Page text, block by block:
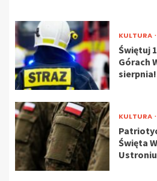
KULTURA
Świętuj
Górach
sierpnia!
KULTURA
Święta
Ustroniu